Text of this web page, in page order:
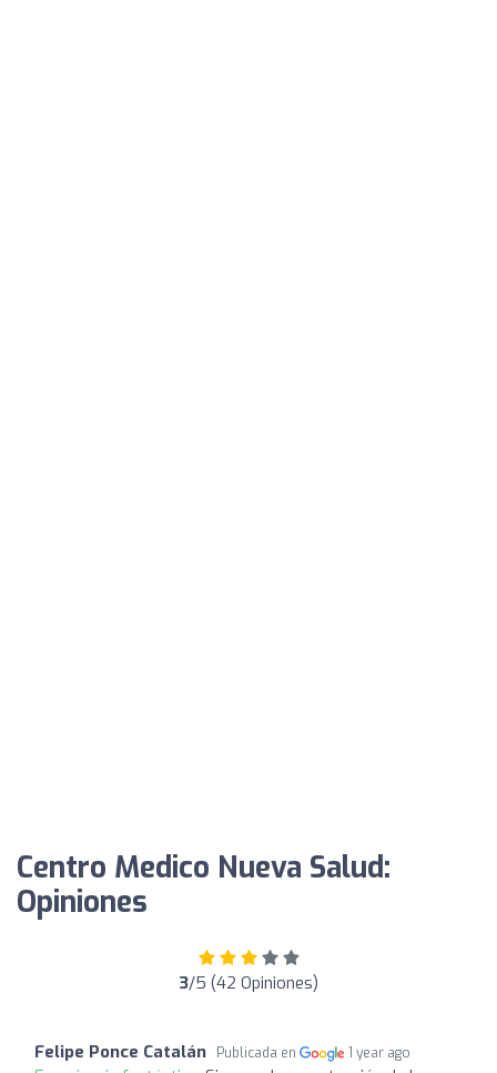
Centro Medico Nueva Salud:
Opiniones
3/5 (42 Opiniones)
Felipe Ponce Catalán Publicada en 1 year ago